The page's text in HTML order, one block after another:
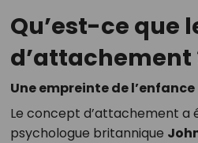
Qu’est-ce que
d’attachement
Une empreinte de l’enfance
Le concept d’attachement a
psychologue britannique